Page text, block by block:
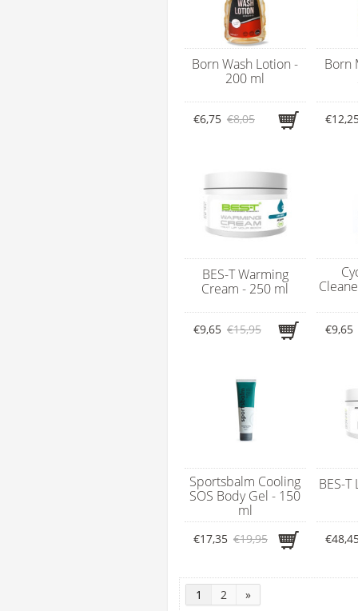
Born Wash Lotion -
200 ml
€6,75 €8,05
Born
BES-T Warming
Cream - 250 ml
€9,65 €15,95 €9,65
Sportsbalm Cooling
SOS Body Gel - 150
ml
€17,35 €19,95
BES-
1 2 »